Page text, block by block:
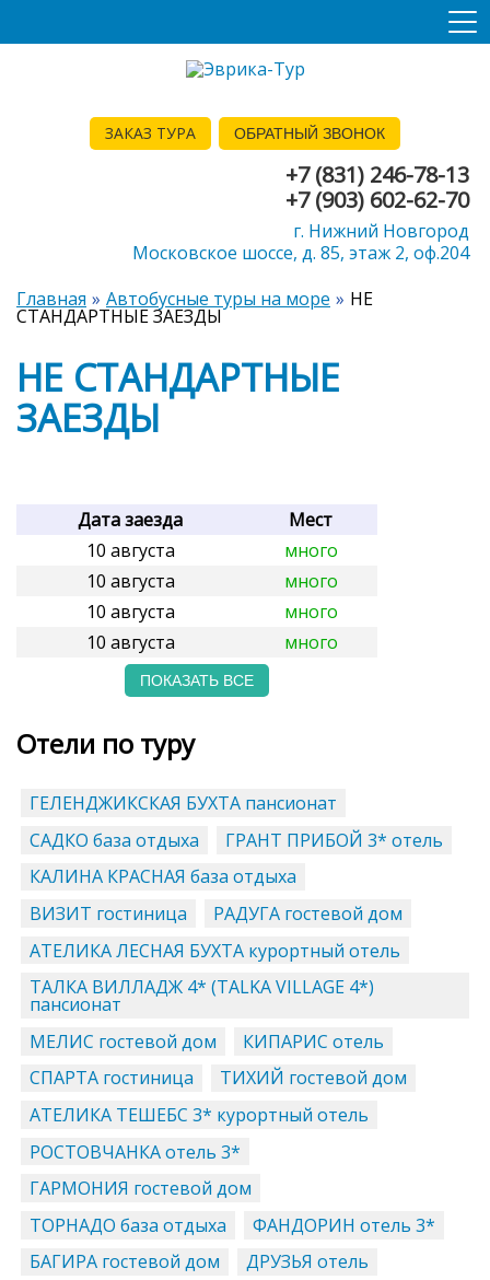
ЗАКАЗ ТУРА ОБРАТНЫЙ ЗВОНОК
+7 (831) 246-78-13
+7 (903) 602-62-70
г. Нижний Новгород
Московское шоссе, д. 85, этаж 2, оф.204
Главная
Автобусные туры на море НЕ
СТАНДАРТНЫЕ ЗАЕЗДЫ
НЕ СТАНДАРТНЫЕ
ЗАЕЗДЫ
Дата заезда
Мест
10 августа
много
10 августа
много
10 августа
много
10 августа
много
ПОКАЗАТЬ ВСЕ
Отели по туру
ГЕЛЕНДЖИКСКАЯ БУХТА пансионат
САДКО база отдыха
ГРАНТ ПРИБОЙ 3* отель
КАЛИНА КРАСНАЯ база отдыха
ВИЗИТ гостиница
РАДУГА гостевой дом
АТЕЛИКА ЛЕСНАЯ БУХТА курортный отель
ТАЛКА ВИЛЛАДЖ 4* (TALKA VILLAGE 4*)
пансионат
МЕЛИС гостевой дом
КИПАРИС отель
СПАРТА гостиница
ТИХИЙ гостевой дом
АТЕЛИКА ТЕШЕБС 3* курортный отель
РОСТОВЧАНКА отель 3*
ГАРМОНИЯ гостевой дом
ТОРНАДО база отдыха
ФАНДОРИН отель 3*
БАГИРА гостевой дом
ДРУЗЬЯ отель